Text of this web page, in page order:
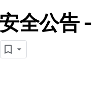
全公告 -